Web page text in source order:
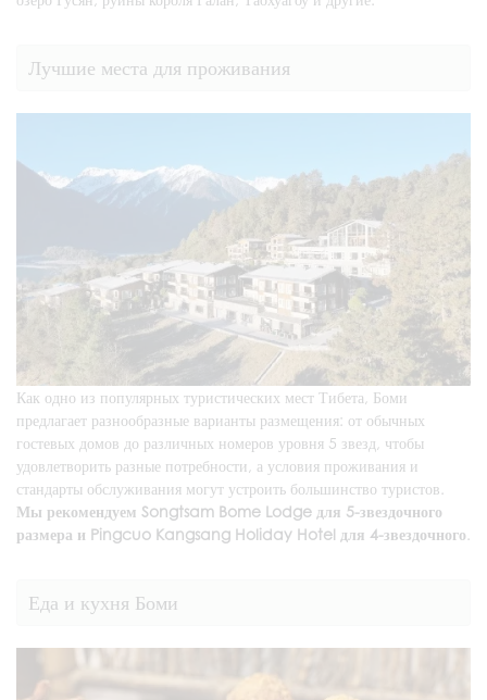
Лучшие места для проживания
Как одно из популярных туристических мест Тибета, Боми
предлагает разнообразные варианты размещения: от обычных
гостевых домов до различных номеров уровня 5 звезд, чтобы
удовлетворить разные потребности, а условия проживания и
стандарты обслуживания могут устроить большинство туристов.
Мы рекомендуем Songtsam Bome Lodge для 5-звездочного
размера и Pingcuo Kangsang Holiday Hotel для 4-звездочного
Еда и кухня Боми